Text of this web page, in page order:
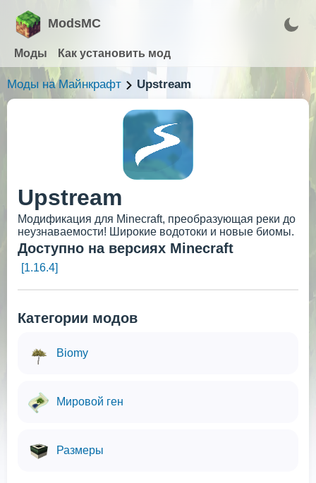
ModsMC
Моды Как установить мод
Моды на Майнкрафт Upstream
Upstream
Модификация для Minecraft, преобразующая реки до
неузнаваемости! Широкие водотоки и новые биомы.
Доступно на версиях Minecraft
[1.16.4]
Категории модов
Biomy
Мировой ген
Размеры